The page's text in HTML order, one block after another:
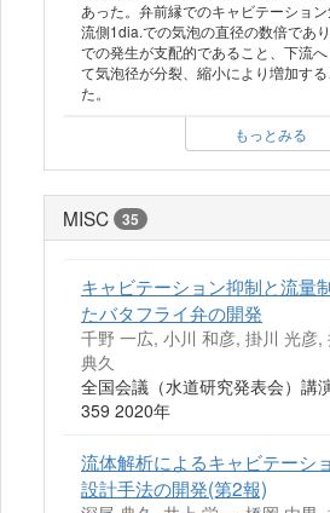
あった。弁前縁でのキャビテーショ
流側1dia.での気泡の直径の数倍であ
での発生が支配的であること、下流
て気泡径が分裂、縮小により増加す
た。
もっとみる
MISC 35
キャビテーション抑制と流量
たバタフライ弁の開発
千野 一広, 小川 和彦, 掛川 光彦,
典久
全国会議（水道研究発表会）講
359 2020年
流体解析によるキャビテーシ
設計手法の開発(第2報)